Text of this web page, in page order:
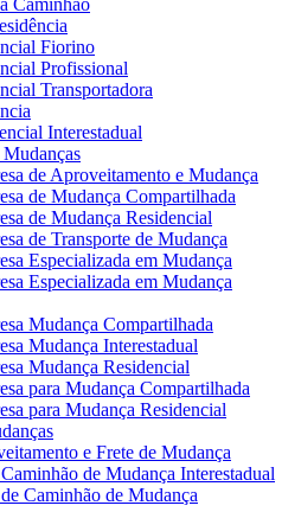
Caminhão
Fiorino
Profissional
Transportadora
Interestadual
de Aproveitamento e Mudança
de Mudança Compartilhada
de Mudança Residencial
de Transporte de Mudança
Especializada em Mudança
Especializada em Mudança
Mudança Compartilhada
Mudança Interestadual
Mudança Residencial
para Mudança Compartilhada
para Mudança Residencial
e Frete de Mudança
de Mudança Interestadual
Caminhão de Mudança